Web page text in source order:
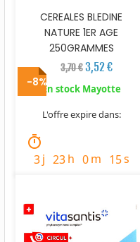
CEREALES BLEDINE
NATURE 1ER AGE
250GRAMMES
3,70 €3,52 €
En stock Mayotte
L'offre expire dans:
timer
3j 23h 0m 14s
-8%